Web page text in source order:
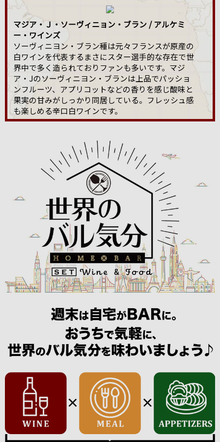
マジア・Ｊ・ソーヴィニョン・ブラン / アルケミ
ー・ワインズ
ソーヴィニヨン・ブラン種は元々フランスが原産の
白ワインを代表するまさにスター選手的な存在で世
界中で多く造られておりファンも多いです。マジ
ア・Jのソーヴィニヨン・ブランは上品でパッショ
ンフルーツ、アプリコットなどの香りを感じ酸味と
果実の甘みがしっかり同居している。フレッシュ感
も楽しめる辛口白ワインです。